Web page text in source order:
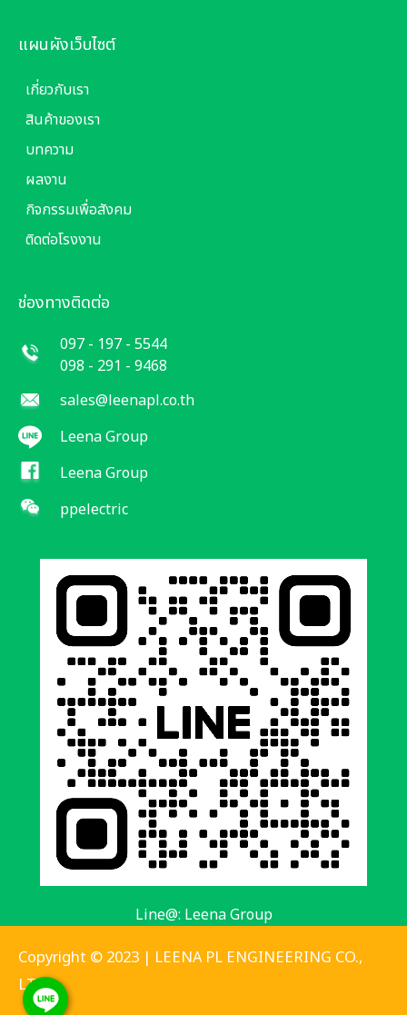
แผนผังเว็บไซต์
เกี่ยวกับเรา
สินค้าของเรา
บทความ
ผลงาน
กิจกรรมเพื่อสังคม
ติดต่อโรงงาน
ช่องทางติดต่อ
097 - 197 - 5544
098 - 291 - 9468
sales@leenapl.co.th
Leena Group
Leena Group
ppelectric
Line@: Leena Group
Copyright © 2023 | LEENA PL ENGINEERING CO.,
LTD